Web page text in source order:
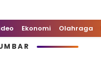
Ini Ekonomi Olahraga